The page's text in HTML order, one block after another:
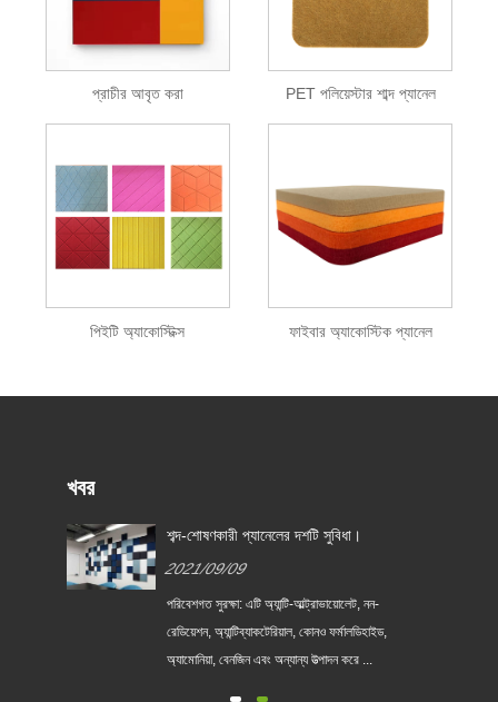
প্রাচীর আবৃত করা PET পলিয়েস্টার শাব্দ প্যানেল
পিইটি অ্যাকোস্টিক্স ফাইবার অ্যাকোস্টিক প্যানেল
খবর
শব্দ-শোষণকারী প্যানেলের দশটি সুবিধা।
2021/09/09
পরিবেশগত সুরক্ষা: এটি অ্যান্টি-আল্ট্রাভায়োলেট, নন-
রেডিয়েশন, অ্যান্টিব্যাকটেরিয়াল, কোনও ফর্মালডিহাইড,
অ্যামোনিয়া, বেনজিন এবং অন্যান্য উত্পাদন করে ...